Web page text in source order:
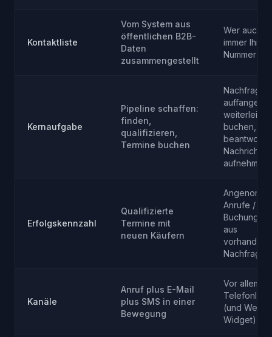
Kontaktliste
Vom System aus
öffentlichen B2B-
Daten
zusammengestellt
Wer auch
immer Ihre
Nummer
Kernaufgabe
Pipeline schaffen:
finden,
qualifizieren,
Termine buchen
Nachfrage
auffangen:
weiterleiten,
buchen,
Nachricht
aufnehmen
Erfolgskennzahl
Qualifizierte
Termine mit
neuen Käufern
Anrufe /
Buchungen
aus
Nachfrage
Kanäle
Anruf plus E-Mail
plus SMS in einer
Bewegung
Vor allem
(und Web-
Widget)